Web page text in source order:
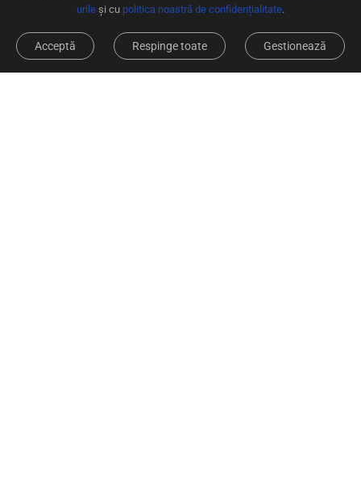
urile și cu politica noastră de confidențialitate.
Gestionează
Respinge toate
Acceptă